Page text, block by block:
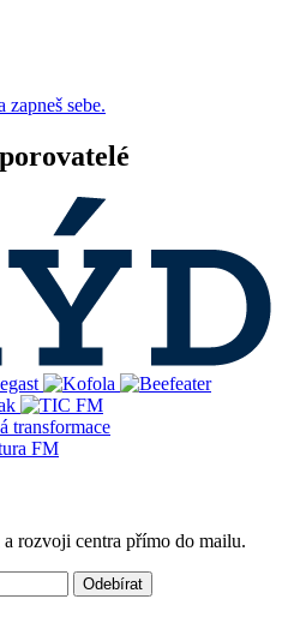
sebe.
rozvoji centra přímo do mailu.
Odebírat